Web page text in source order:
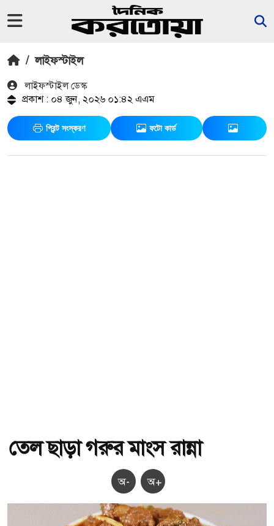
/ লাইফস্টাইল
লাইফস্টাইল ডেস্ক
প্রকাশ : ০৪ জুন, ২০২৬ ০১:৪২ এএম
প্রিন্ট সংস্করণ ফটো কার্ড
তেল ছাড়া গরুর মাংস রান্না
অ- অ+